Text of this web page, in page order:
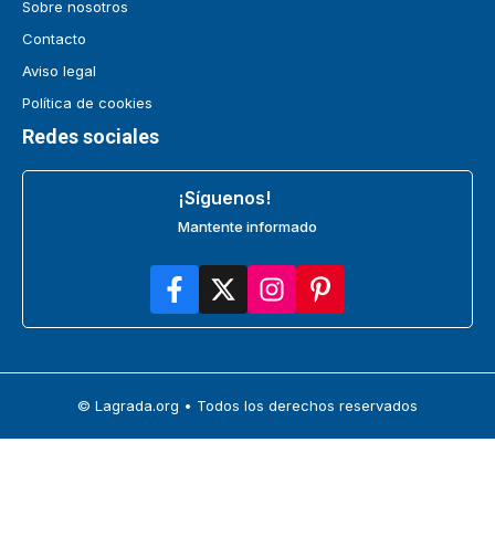
Sobre nosotros
Contacto
Aviso legal
Política de cookies
Redes sociales
¡Síguenos!
Mantente informado
© Lagrada.org • Todos los derechos reservados